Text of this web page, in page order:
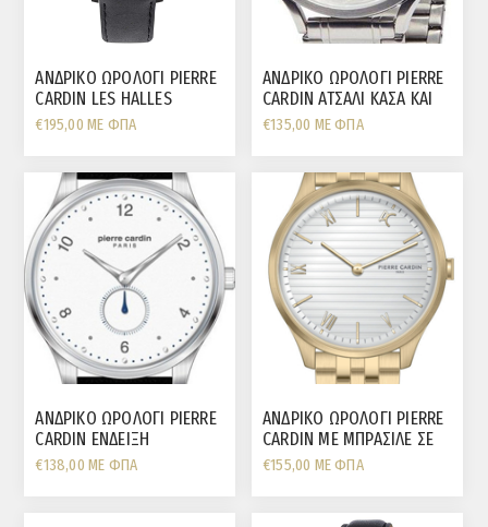
ΑΝΔΡΙΚΟ ΩΡΟΛΟΓΙ PIERRE
CARDIN LES HALLES
COLOSSAL ΠΟΛΛΑΠΛΩΝ
€195,00 ΜΕ ΦΠΑ
ΑΝΔΡΙΚΟ ΩΡΟΛΟΓΙ PIERRE
CARDIN ΑΤΣΑΛΙ ΚΑΣΑ ΚΑΙ
ΜΠΡΑΣΕΛΕ
€135,00 ΜΕ ΦΠΑ
ΑΝΔΡΙΚΟ ΩΡΟΛΟΓΙ PIERRE
CARDIN ΕΝΔΕΙΞΗ
ΔΕΥΤΕΡΟΛΕΠΤΩΝ ΑΤΣΑΛΙ
€138,00 ΜΕ ΦΠΑ
ΑΝΔΡΙΚΟ ΩΡΟΛΟΓΙ PIERRE
CARDIN ΜΕ ΜΠΡΑΣΙΛΕ ΣΕ
ΕΠΙΧΡΥΣΟ ΑΤΣΑΛΙ
€155,00 ΜΕ ΦΠΑ